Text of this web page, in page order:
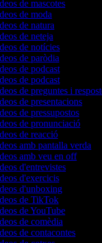
de mascotes
de moda
de natura
de neteja
de notícies
de paròdia
de podcast
de podcast
de preguntes i
de presentacions
de pressupostos
de pronunciació
de reacció
amb pantalla verda
amb veu en off
d'entrevistes
d'exercicis
d'unboxing
de TikTok
de YouTube
de comèdia
de contacontes